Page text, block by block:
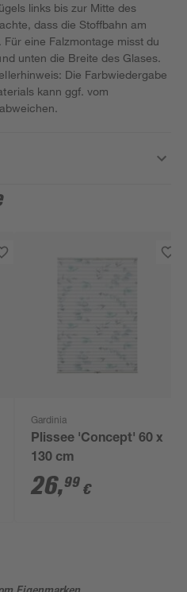
links bis zur Mitte des
dass die Stoffbahn am
eine Falzmontage misst du
unten die Breite des Glases.
Die Farbwiedergabe
kann ggf. vom
Gardinia
Plissee 'Concept' 60 x
130 cm
26,99 €